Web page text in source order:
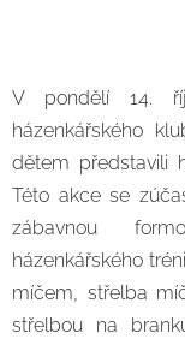
V pondělí 14.
házenkářského
dětem představili
Této akce se
zábavnou
házenkářského
míčem, střelba
střelbou na